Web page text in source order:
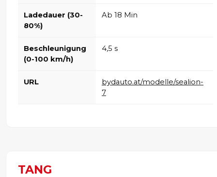
Ladedauer (30-
80%)
Ab 18 Min
Beschleunigung
(0-100 km/h)
4,5 s
URL
bydauto.at/modelle/sealion-
7
TANG